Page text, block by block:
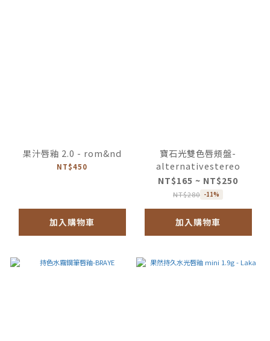
果汁唇釉 2.0 - rom&nd
NT$450
加入購物車
寶石光雙色唇頰盤-
alternativestereo
NT$165 ~ NT$250
NT$280 -11%
加入購物車